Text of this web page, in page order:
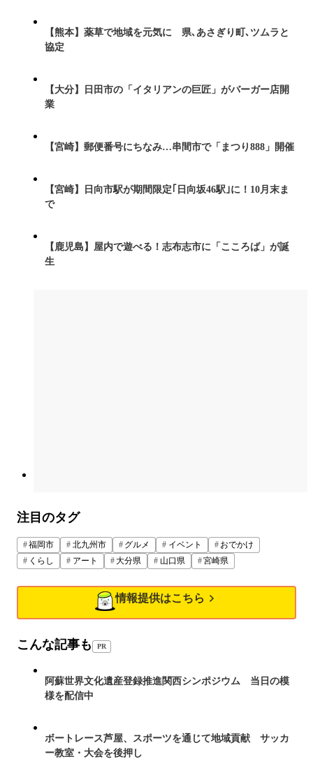
【熊本】薬草で地域を元気に 県､あさぎり町､ツムラと
協定
【大分】日田市の「イタリアンの巨匠」がバーガー店開
業
【宮崎】郵便番号にちなみ…串間市で「まつり888」開催
【宮崎】日向市駅が期間限定｢日向坂46駅｣に！10月末ま
で
【鹿児島】屋内で遊べる！志布志市に「こころば」が誕
生
注目のタグ
福岡市 北九州市 グルメ イベント
おでかけ
くらし
アート 大分県 山口県 宮崎県
情報提供はこちら
こんな記事も PR
阿蘇世界文化遺産登録推進関西シンポジウム 当日の模
様を配信中
ボートレース芦屋、スポーツを通じて地域貢献 サッカ
ー教室・大会を後押し